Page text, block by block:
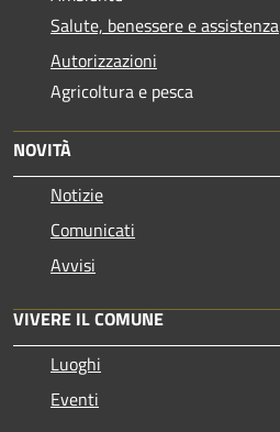
Salute, benessere e assistenza
Autorizzazioni
Agricoltura e pesca
NOVITÀ
Notizie
Comunicati
Avvisi
VIVERE IL COMUNE
Luoghi
Eventi